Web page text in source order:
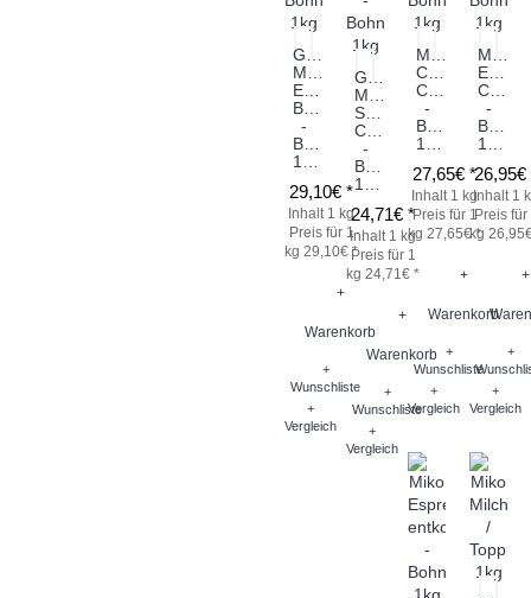
Grand
Milano
Extra
Bar
-
Bohne
29,10€ *
Inhalt 1 kg
Preis für 1
kg 29,10€ *
+
Warenkorb
+
Wunschliste
+
Vergleich
Grand
Milano
Swiss
Creme
-
Bohne
24,71€ *
Inhalt 1 kg
Preis für 1
kg 24,71€ *
+
Warenkorb
+
Wunschliste
+
Vergleich
Miko
Café
Creme
-
Bohne
27,65€ *
Inhalt 1 kg
Preis für 1
kg 27,65€ *
+
Warenkorb
+
Wunschliste
+
Vergleich
Miko
-
Bohne
26,95€
Inhalt 1
Preis für
kg
+
+
+
Vergleich